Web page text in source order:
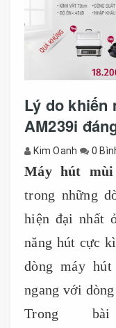
Lý do khiến
AM239i
Kim Oanh 0
Máy hút mùi
trong những
hiện đại nhất
năng hút cực
dòng máy
ngang với
Trong